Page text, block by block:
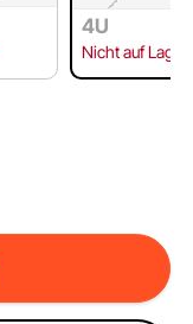
4U
Nicht auf Lager